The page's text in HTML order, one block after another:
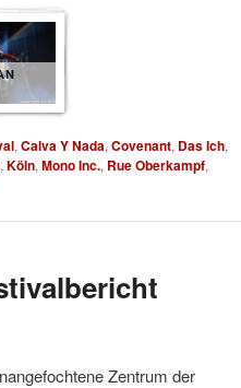
, Calva Y Nada, Covenant, Das Ich,
, Köln, Mono Inc., Rue Oberkampf,
Zentrum der